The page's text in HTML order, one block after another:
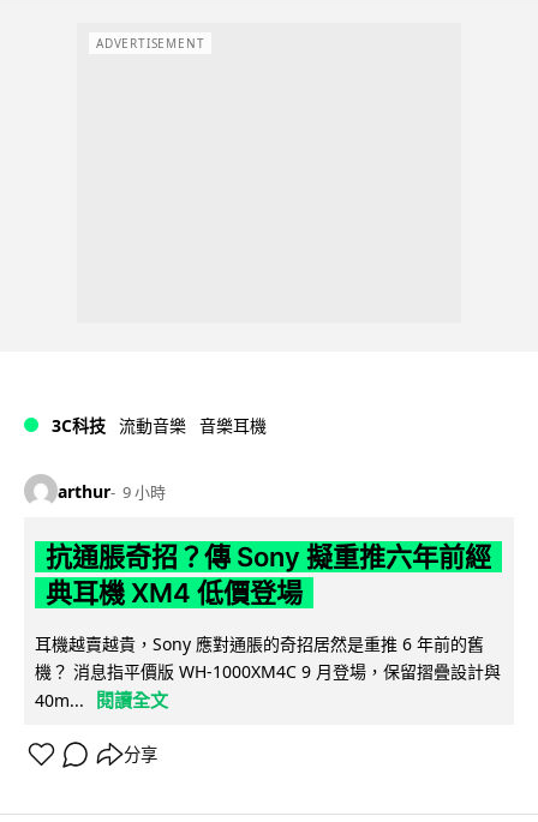
ADVERTISEMENT
3C科技 流動音樂 音樂耳機
arthur 9 小時
抗通脹奇招？傳 Sony 擬重推六年前經
典耳機 XM4 低價登場
耳機越賣越貴，Sony 應對通脹的奇招居然是重推 6 年前的舊
機？ 消息指平價版 WH-1000XM4C 9 月登場，保留摺疊設計與
40m...
閱讀全文
分享